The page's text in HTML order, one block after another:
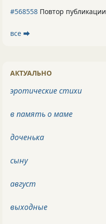
#568558 Повтор публикации
все ⮕
АКТУАЛЬНО
эротические стихи
в память о маме
доченька
сыну
август
выходные